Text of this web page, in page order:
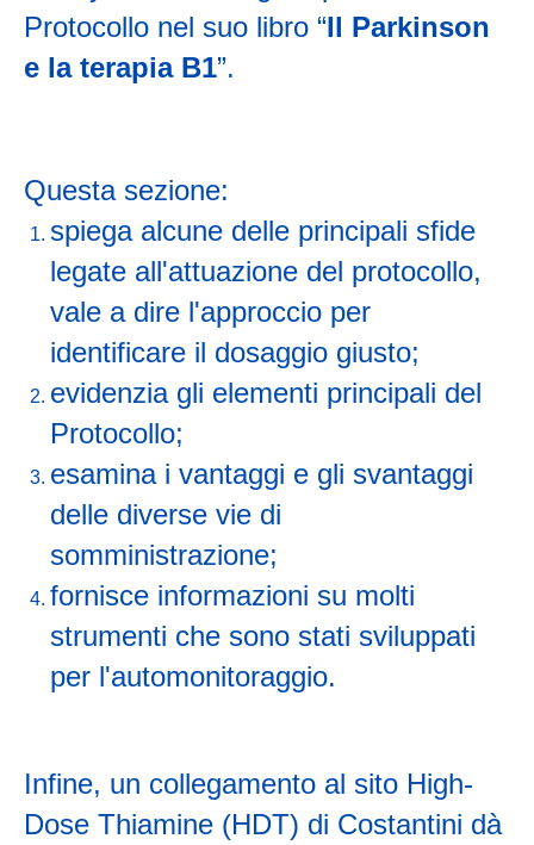
Protocollo nel suo libro “Il Parkinson
e la terapia B1”.
Questa sezione:
spiega alcune delle principali sfide
legate all'attuazione del protocollo,
vale a dire l'approccio per
identificare il dosaggio giusto;
evidenzia gli elementi principali del
Protocollo;
esamina i vantaggi e gli svantaggi
delle diverse vie di
somministrazione;
fornisce informazioni su molti
strumenti che sono stati sviluppati
per l'automonitoraggio.
Infine, un collegamento al sito High-
Dose Thiamine (HDT) di Costantini dà